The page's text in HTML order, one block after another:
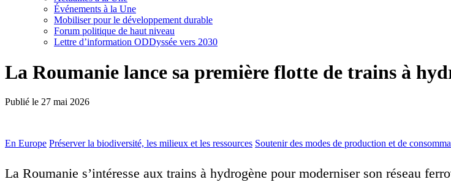
Événements à la Une
Mobiliser pour le développement durable
Forum politique de haut niveau
Lettre d’information ODDyssée vers 2030
La Roumanie lance sa première flotte de trains à
Publié le 27 mai 2026
En Europe Préserver la biodiversité, les milieux et les ressources Soutenir des modes de production et de
La Roumanie s’intéresse aux trains à hydrogène pour moderniser son réseau